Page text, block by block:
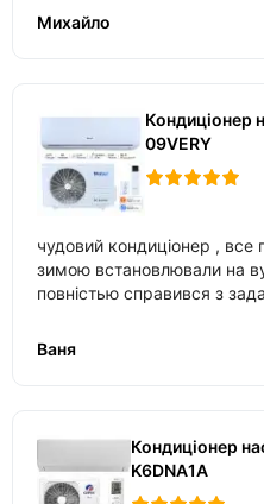
Михайло
Кондиціонер
09VERY
чудовий кондиціонер ,
зимою встановлювали на
повністью справився з
температури
Ваня
Кондиціонер
K6DNA1A